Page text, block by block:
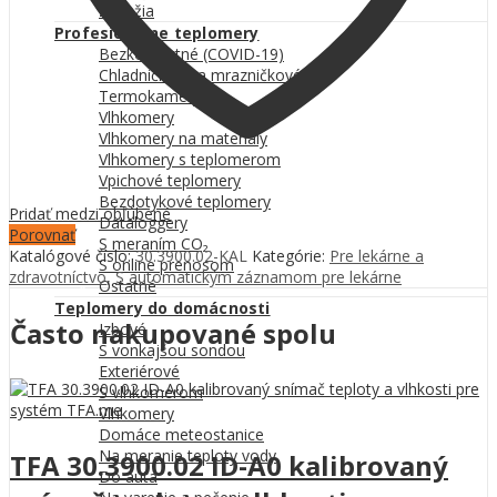
Závažia
Profesionálne teplomery
Bezkontaktné (COVID-19)
Chladničkové a mrazničkové
Termokamery
Vlhkomery
Vlhkomery na materiály
Vlhkomery s teplomerom
Vpichové teplomery
Bezdotykové teplomery
Dataloggery
S meraním CO₂
S online prenosom
Ostatné
Teplomery do domácnosti
Izbové
S vonkajšou sondou
Exteriérové
S vlhkomerom
Vlhkomery
Domáce meteostanice
Na meranie teploty vody
Do auta
Pridať medzi obľúbené
Porovnať
Katalógové číslo:30.3900.02-KAL Kategórie: Pre lekárne a
zdravotníctvo,S automatickým záznamom pre lekárne
Často nakupované spolu
TFA 30.3900.02 ID-A0 kalibrovaný